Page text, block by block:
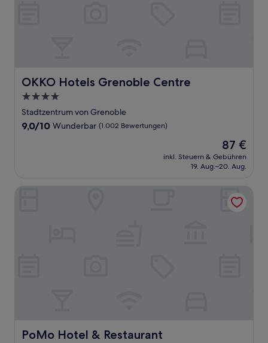
OKKO Hotels Grenoble Centre
OKKO Hotels Grenoble Centre
4.0-
Sterne-
Unterkunft
Stadtzentrum von Grenoble
9.0
9,0/10 Wunderbar (1.002 Bewertungen)
Der
Preis
beträgt
87 €
inkl. Steuern & Gebühren
19. Aug.–20. Aug.
PoMo Hotel & Restaurant
PoMo Hotel & Restaurant